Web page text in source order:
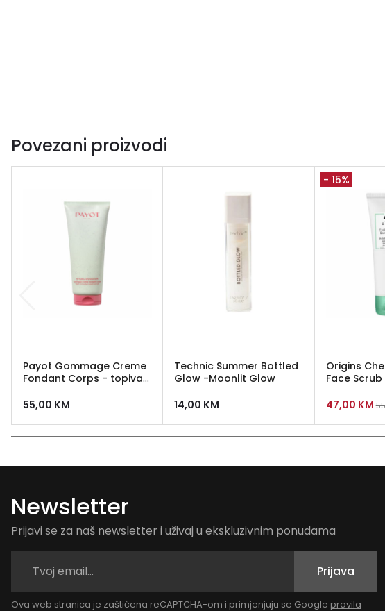
Povezani proizvodi
Payot Gommage Creme
Fondant Corps - topiva
ml
55,00 KM
Technic Summer Bottled
Glow -Moonlit Glow
14,00 KM
- 15%
Origins
Face
47,00 KM
Newsletter
Prijavi se za naš newsletter i uživaj u ekskluzivnim ponudama
Prijava
Ova web stranica je zaštićena reCAPTCHA-om i primjenjuju se Google pravila